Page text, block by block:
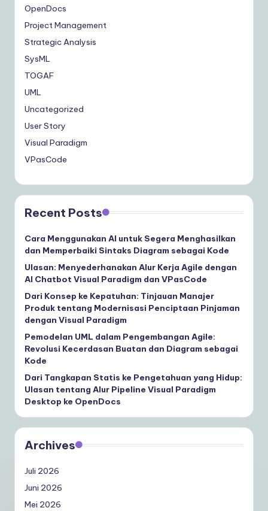
OpenDocs
Project Management
Strategic Analysis
SysML
TOGAF
UML
Uncategorized
User Story
Visual Paradigm
VPasCode
Recent Posts
Cara Menggunakan AI untuk Segera Menghasilkan
dan Memperbaiki Sintaks Diagram sebagai Kode
Ulasan: Menyederhanakan Alur Kerja Agile dengan
AI Chatbot Visual Paradigm dan VPasCode
Dari Konsep ke Kepatuhan: Tinjauan Manajer
Produk tentang Modernisasi Penciptaan Pinjaman
dengan Visual Paradigm
Pemodelan UML dalam Pengembangan Agile:
Revolusi Kecerdasan Buatan dan Diagram sebagai
Kode
Dari Tangkapan Statis ke Pengetahuan yang Hidup:
Ulasan tentang Alur Pipeline Visual Paradigm
Desktop ke OpenDocs
Archives
Juli 2026
Juni 2026
Mei 2026